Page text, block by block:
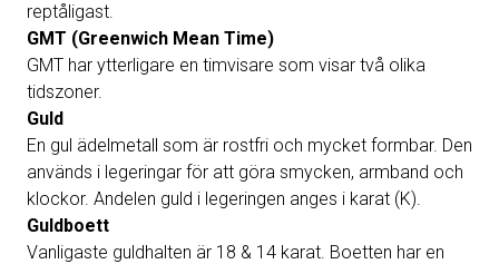
reptåligast.
GMT (Greenwich Mean Time)
GMT har ytterligare en timvisare som visar två olika
tidszoner.
Guld
En gul ädelmetall som är rostfri och mycket formbar. Den
används i legeringar för att göra smycken, armband och
klockor. Andelen guld i legeringen anges i karat (K).
Guldboett
Vanligaste guldhalten är 18 & 14 karat. Boetten har en